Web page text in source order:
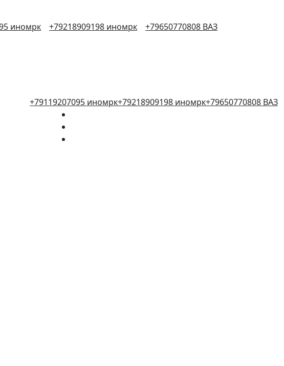
иномрк +79218909198 иномрк +79650770808 ВАЗ
+79119207095 иномрк+79218909198 иномрк+79650770808 ВАЗ